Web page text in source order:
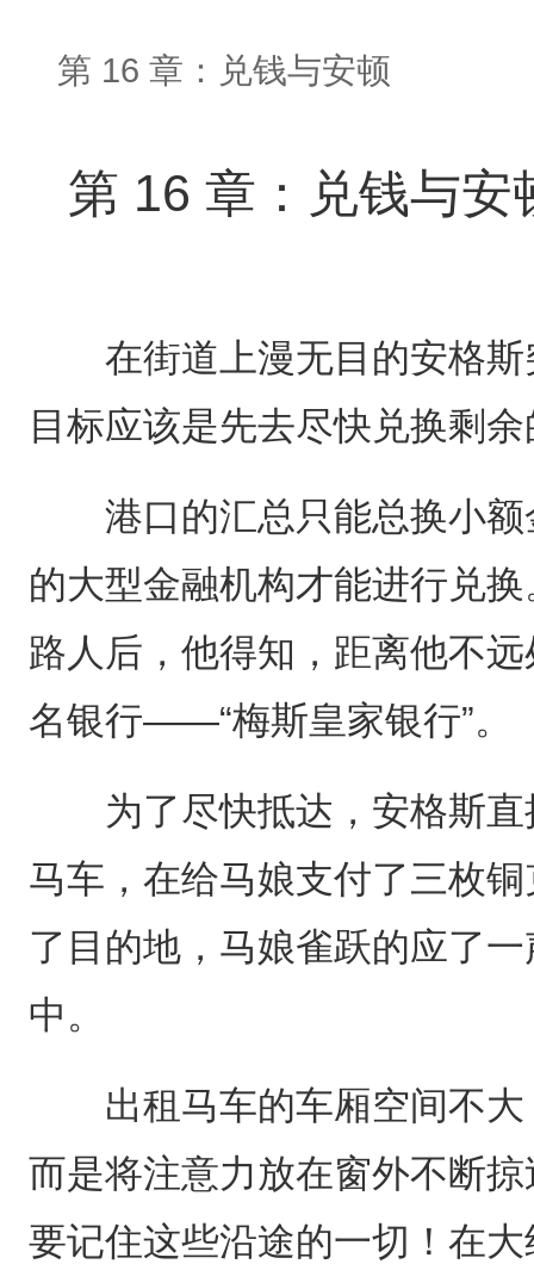
第 16 章：兑钱与安顿
第 16 章：兑钱与安
在街道上漫无目的安格斯
目标应该是先去尽快兑换剩
港口的汇总只能总换小额
的大型金融机构才能进行兑
路人后，他得知，距离他不
名银行——“梅斯皇家银行”。
为了尽快抵达，安格斯直
马车，在给马娘支付了三枚
了目的地，马娘雀跃的应了
中。
出租马车的车厢空间不大
而是将注意力放在窗外不断
要记住这些沿途的一切！在